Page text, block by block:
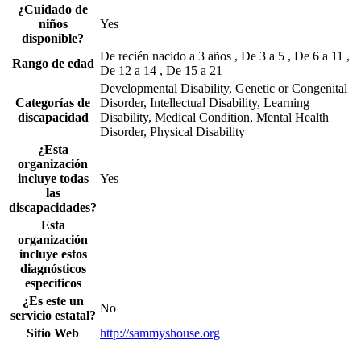
¿Cuidado de
niños
disponible?
Yes
Rango de edad
De recién nacido a 3 años , De 3 a 5 , De 6 a 11 ,
De 12 a 14 , De 15 a 21
Categorías de
discapacidad
Developmental Disability, Genetic or Congenital
Disorder, Intellectual Disability, Learning
Disability, Medical Condition, Mental Health
Disorder, Physical Disability
¿Esta
organización
incluye todas
las
discapacidades?
Yes
Esta
organización
incluye estos
diagnósticos
específicos
¿Es este un
servicio estatal?
No
Sitio Web
http://sammyshouse.org